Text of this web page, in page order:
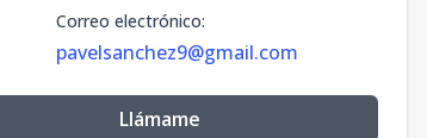
Correo electrónico:
pavelsanchez9@gmail.com
Llámame